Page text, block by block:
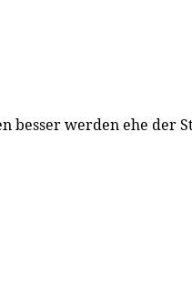
besser werden ehe der